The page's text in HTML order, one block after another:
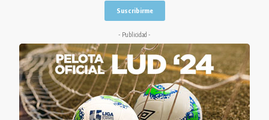
- Publicidad -